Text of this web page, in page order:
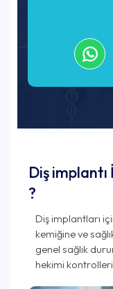
Diş
?
Diş implantları
kemiğine ve
genel sağlık
hekimi